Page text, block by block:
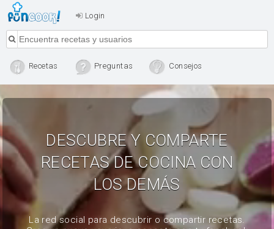
Login
Recetas Preguntas Consejos
DESCUBRE Y COMPARTE
RECETAS DE COCINA CON
LOS DEMÁS
La red social para descubrir o compartir recetas.